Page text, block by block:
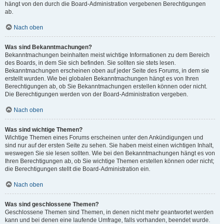
hängt von den durch die Board-Administration vergebenen Berechtigungen
ab.
Nach oben
Was sind Bekanntmachungen?
Bekanntmachungen beinhalten meist wichtige Informationen zu dem Bereich
des Boards, in dem Sie sich befinden. Sie sollten sie stets lesen.
Bekanntmachungen erscheinen oben auf jeder Seite des Forums, in dem sie
erstellt wurden. Wie bei globalen Bekanntmachungen hängt es von Ihren
Berechtigungen ab, ob Sie Bekanntmachungen erstellen können oder nicht.
Die Berechtigungen werden von der Board-Administration vergeben.
Nach oben
Was sind wichtige Themen?
Wichtige Themen eines Forums erscheinen unter den Ankündigungen und
sind nur auf der ersten Seite zu sehen. Sie haben meist einen wichtigen Inhalt,
weswegen Sie sie lesen sollten. Wie bei den Bekanntmachungen hängt es von
Ihren Berechtigungen ab, ob Sie wichtige Themen erstellen können oder nicht;
die Berechtigungen stellt die Board-Administration ein.
Nach oben
Was sind geschlossene Themen?
Geschlossene Themen sind Themen, in denen nicht mehr geantwortet werden
kann und bei denen eine laufende Umfrage, falls vorhanden, beendet wurde.